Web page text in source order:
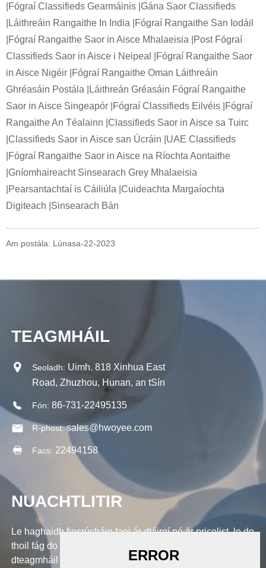
|Fógraí Classifieds Gearmáinis |Gána Saor Classifieds
|Láithreáin Rangaithe In India |Fógraí Rangaithe San Iodáil
|Fógraí Rangaithe Saor in Aisce Mhalaeisia |Post Fógraí
Classifieds Saor in Aisce i Neipeal |Fógraí Rangaithe Saor
in Aisce Nigéir |Fógraí Rangaithe Oman Láithreáin
Ghréasáin Postála |Láithreán Gréasáin Fógraí Rangaithe
Saor in Aisce Singeapór |Fógraí Classifieds Eilvéis |Fógraí
Rangaithe An Téalainn |Classifieds Saor in Aisce sa Tuirc
|Classifieds Saor in Aisce san Úcráin |UAE Classifieds
|Fógraí Rangaithe Saor in Aisce na Ríochta Aontaithe
|Gníomhaireacht Sinsearach Grey Mhalaeisia
|Pearsantachtaí is Cáiliúla |Cuideachta Margaíochta
Digiteach |Sinsearach Bán
Am postála: Lúnasa-22-2023
TEAGMHÁIL
Seoladh: Uimh. 818 Xinhua East
Road, Zhuzhou, Hunan, an tSín
Fón: 86-731-22495135
R-phost: sales@hwoyee.com
Facs: 22494158
NUACHTLITIR
Le haghaidh fiosrúcháin faoi ár dtáirgí nó ár pricelist, le do
thoil fág do r-phost chugainn agus beidh muid i
dteagmháil laistigh de 24 uair an chloig.